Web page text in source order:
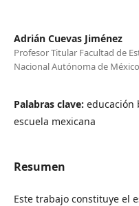
Adrián Cuevas Jiménez
Profesor Titular Facultad de
Nacional Autónoma de México
Palabras clave: educación
escuela mexicana
Resumen
Este trabajo constituye el